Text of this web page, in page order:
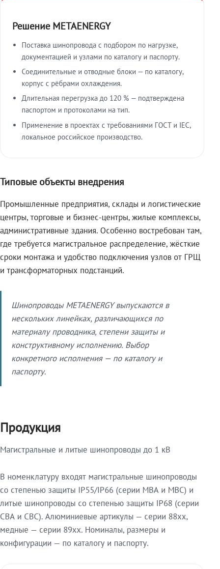
Решение METAENERGY
Поставка шинопровода с подбором по нагрузке,
документацией и узлами по каталогу и паспорту.
Соединительные и отводные блоки — по каталогу,
корпус с рёбрами охлаждения.
Длительная перегрузка до 120 % — подтверждена
паспортом и протоколами на тип.
Применение в проектах с требованиями ГОСТ и IEC,
локальное российское производство.
Типовые объекты внедрения
Промышленные предприятия, склады и логистические
центры, торговые и бизнес-центры, жилые комплексы,
административные здания. Особенно востребован там,
где требуется магистральное распределение, жёсткие
сроки монтажа и удобство подключения узлов от ГРЩ
и трансформаторных подстанций.
Шинопроводы METAENERGY выпускаются в
нескольких линейках, различающихся по
материалу проводника, степени защиты и
конструктивному исполнению. Выбор
конкретного исполнения — по каталогу и
паспорту.
Продукция
Магистральные и литые шинопроводы до 1 кВ
В номенклатуру входят магистральные шинопроводы
со степенью защиты IP55/IP66 (серии МВА и МВС) и
литые шинопроводы со степенью защиты IP68 (серии
СВА и СВС). Алюминиевые артикулы — серии 88xx,
медные — серии 89xx. Номиналы, размеры и
конфигурации — по каталогу и паспорту.